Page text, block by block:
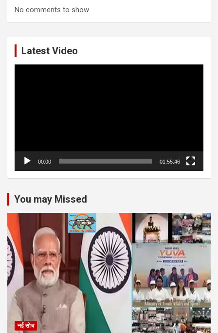
No comments to show.
Latest Video
00:00 01:55:46
You may Missed
नई सोच